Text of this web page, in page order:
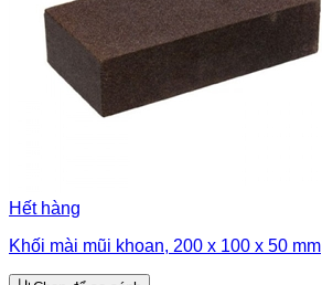
Hết hàng
Khối mài mũi khoan, 200 x 100 x 50 mm